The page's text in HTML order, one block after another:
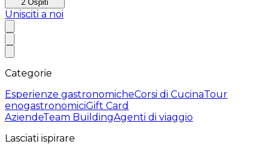
2 Ospiti
Unisciti a noi
Categorie
Esperienze gastronomicheCorsi di CucinaTour
enogastronomiciGift Card
AziendeTeam BuildingAgenti di viaggio
Lasciati ispirare